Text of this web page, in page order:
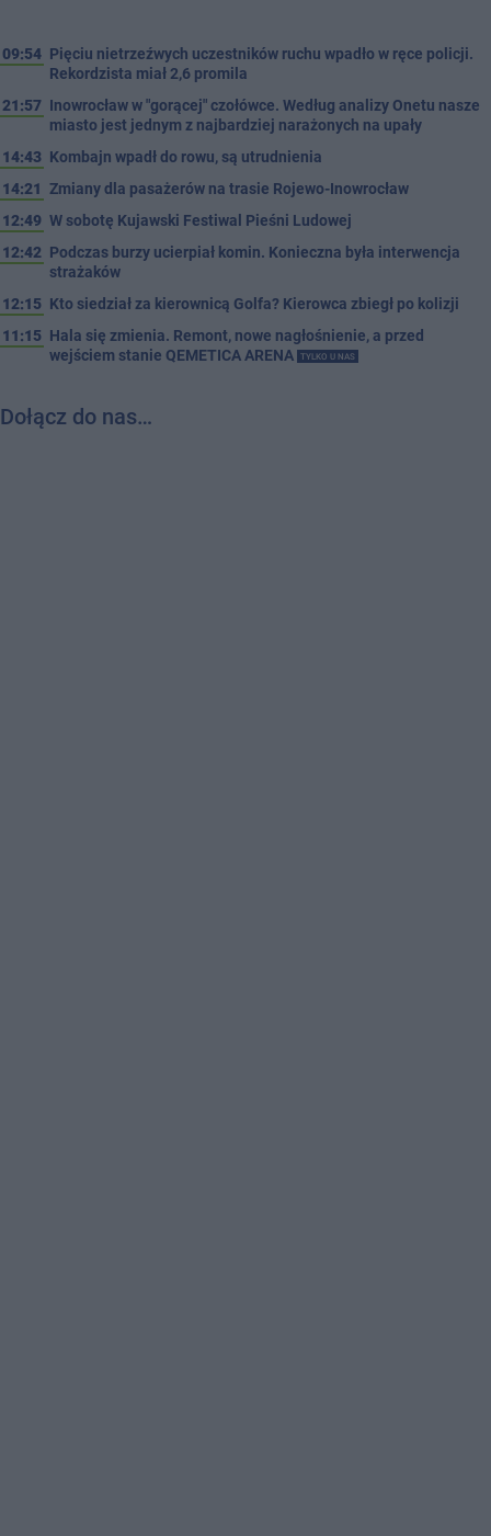
09:54 Pięciu nietrzeźwych uczestników ruchu wpadło w ręce policji.
Rekordzista miał 2,6 promila
21:57 Inowrocław w "gorącej" czołówce. Według analizy Onetu nasze
miasto jest jednym z najbardziej narażonych na upały
14:43 Kombajn wpadł do rowu, są utrudnienia
14:21 Zmiany dla pasażerów na trasie Rojewo-Inowrocław
12:49 W sobotę Kujawski Festiwal Pieśni Ludowej
12:42 Podczas burzy ucierpiał komin. Konieczna była interwencja
strażaków
12:15 Kto siedział za kierownicą Golfa? Kierowca zbiegł po kolizji
11:15 Hala się zmienia. Remont, nowe nagłośnienie, a przed
wejściem stanie QEMETICA ARENA
TYLKO U NAS
Dołącz do nas…